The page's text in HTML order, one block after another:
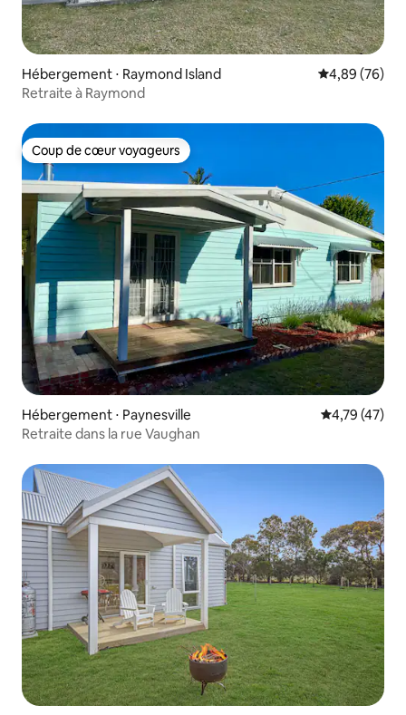
Hébergement ⋅ Raymond Island Évaluation
4,89 (76)
Retraite à Raymond
Coup de cœur voyageurs
Coup de cœur voyageurs
Hébergement ⋅ Paynesville Évaluation
4,79 (47)
Retraite dans la rue Vaughan